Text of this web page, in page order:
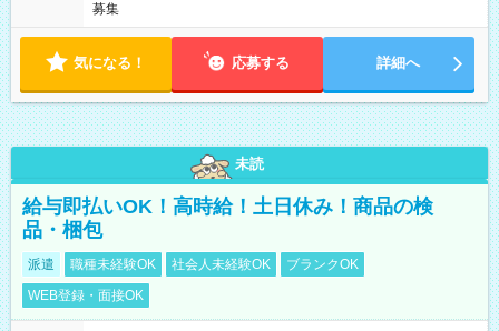
募集
気になる！ 応募する 詳細へ
未読
給与即払いOK！高時給！土日休み！商品の検
品・梱包
派遣 職種未経験OK 社会人未経験OK
ブランクOK
WEB登録・面接OK